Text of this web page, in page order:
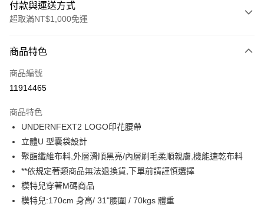
付款與運送方式
超取滿NT$1,000免運
信用卡一次付款
信用卡分期付款
合作金庫商業銀行
華南商業銀行
上海商業儲蓄銀行
國泰世華商業銀行
兆豐國際商業銀行
臺灣中小企業銀行
台中商業銀行
匯豐（台灣）商業銀行
聯邦商業銀行
元大商業銀行
永豐商業銀行
6 期 0 利率 每期
華南商業銀行
上海商業儲蓄銀行
台北富邦商業銀行
國泰世華商業銀行
兆豐國際商業銀行
臺灣中小企業銀行
匯豐（台灣）商業銀行
華泰商業銀行
NT$48
合作金庫商業銀行
第一商業銀行
上海商業儲蓄銀行
台北富邦商業銀行
國泰世華商業銀行
臺灣中小企業銀行
台中商業銀行
24 期 0 利率 每期NT$24 20家銀行
合作金庫商業銀行
第一商業銀行
華南商業銀行
兆豐國際商業銀行
臺灣中小企業銀行
超商取貨付款
LINE Pay
商品特色
商品編號
11914465
商品特色
UNDERNFEXT2 LOGO印花腰帶
立體U 型囊袋設計
聚酯纖維布料,外層滑順黑亮/內層刷毛柔順親膚,機能速乾布料
**依規定著類商品無法退換貨,下單前請謹慎選擇
模特兒穿著M碼商品
模特兒:170cm 身高/ 31"腰圍 / 70kgs 體重